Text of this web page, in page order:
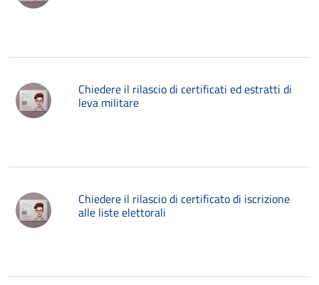
Chiedere il rilascio di certificati ed estratti di
leva militare
Chiedere il rilascio di certificato di iscrizione
alle liste elettorali